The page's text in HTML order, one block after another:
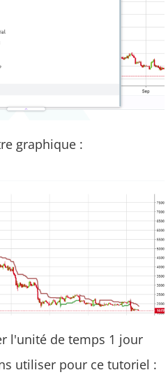
graphique :
l'unité de temps 1 jour
utiliser pour ce tutoriel :